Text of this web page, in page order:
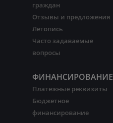
граждан
Отзывы и предложения
Летопись
Часто задаваемые
вопросы
ФИНАНСИРОВАНИЕ
Платежные реквизиты
Бюджетное
финансирование